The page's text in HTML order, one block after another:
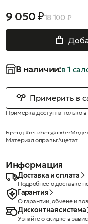
9 050 ₽18 100 ₽
В наличии:в 1
Примерить в
Примерка доступна только
Бренд:Kreuzbergkinder
Материал оправы:Ацетат
Информация
Доставка и оплата
Подробнее о доставке
Гарантия
О гарантии, обмене и
Дисконтная система
Узнайте о скидке в